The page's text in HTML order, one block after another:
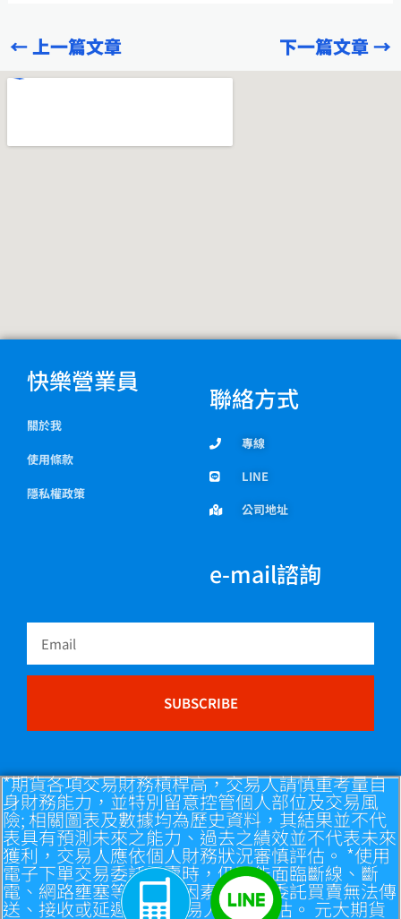
b
o
r
←上一篇文章 下一篇文章→
快樂營業員
關於我
使用條款
隱私權政策
聯絡方式
專線
LINE
公司地址
e-mail諮詢
Email
SUBSCRIBE
*期貨各項交易財務槓桿高，交易人請慎重考量自
身財務能力，並特別留意控管個人部位及交易風
險; 相關圖表及數據均為歷史資料，其結果並不代
表具有預測未來之能力、過去之績效並不代表未來
獲利，交易人應依個人財務狀況審慎評估。 *使用
電子下單交易委託買賣時，仍可能面臨斷線、斷
電、網路壅塞等不確定因素，致使委託買賣無法傳
送、接收或延遲， 請交易人自行評估。 元大期貨